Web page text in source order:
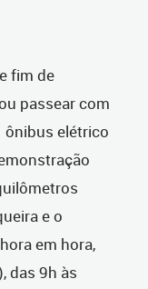
fim de
passear com
ônibus elétrico
e o
em hora,
das 9h às